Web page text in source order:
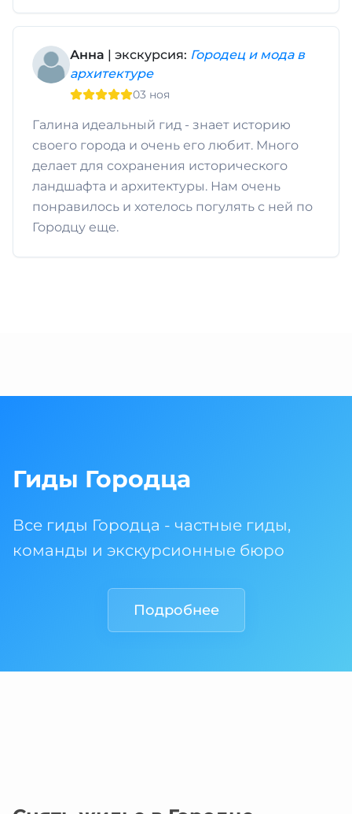
Анна | экскурсия: Городец и мода в
архитектуре
03 ноя
Галина идеальный гид - знает историю
своего города и очень его любит. Много
делает для сохранения исторического
ландшафта и архитектуры. Нам очень
понравилось и хотелось погулять с ней по
Городцу еще.
Гиды Городца
Все гиды Городца - частные гиды,
команды и экскурсионные бюро
Подробнее